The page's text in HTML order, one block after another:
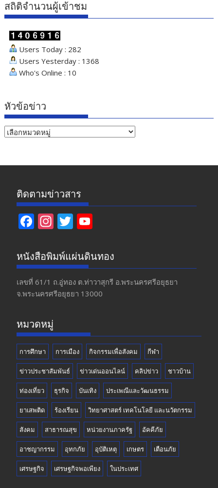
สถิติจำนวนผู้เข้าชม
Users Today : 282
Users Yesterday : 1368
Who's Online : 10
หัวข้อข่าว
หัวข้อ
ติดตามข่าวสาร
F
e
b
o
o
In
a
gr
a
m
T
itt
er
u
T
u
b
หนังสือพิมพ์แผ่นดินทอง
เลขที่ 61/1 ถ.อู่ทอง​ ต.​ท่าวาสุกรี​ อ.พระนครศรีอยุธยา​
จ.พระนครศรีอยุธยา 13000
หมวดหมู่
การศึกษา การเมือง กิจกรรมเพื่อสังคม กีฬา
ข่าวประชาสัมพันธ์ ข่าวเด่นออนไลน์ คลิปข่าว ชาวบ้าน
ท่องเที่ยว ธุรกิจ บันเทิง ประเพณีและวัฒนธรรม
ยาเสพติด ร้องเรียน วิทยาศาสตร์ เทคโนโลยี และนวัตกรรม
สังคม สาธารณสุข หน่วยงานภาครัฐ อัคคีภัย
อาชญากรรม อุทกภัย อุบัติเหตุ เกษตร เตือนภัย
เศรษฐกิจ เศรษฐกิจพอเพียง ในประเทศ